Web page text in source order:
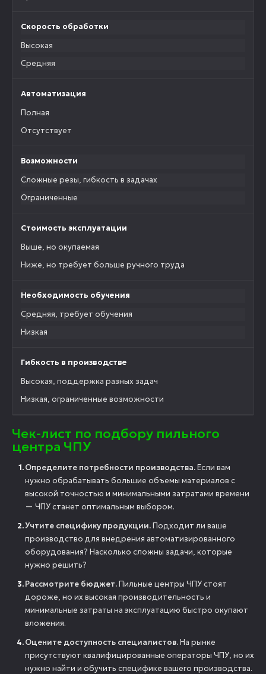
Скорость обработки
Высокая
Средняя
Автоматизация
Полная
Отсутствует
Возможности
Сложные резы, гибкость в задачах
Ограниченные
Стоимость эксплуатации
Выше, но окупаемая
Ниже, но требует больше ручного труда
Необходимость обучения
Средняя, требует обучения
Низкая
Гибкость в производстве
Высокая, поддержка разных задач
Низкая, ограниченные возможности
Чек-лист по подбору пильного
центра ЧПУ
Определите потребности производства.Если вам
нужно обрабатывать большие объемы материалов с
высокой точностью и минимальными затратами времени
— ЧПУ станет оптимальным выбором.
Учтите специфику продукции.Подходит ли ваше
производство для внедрения автоматизированного
оборудования? Насколько сложны задачи, которые
нужно решить?
Рассмотрите бюджет.Пильные центры ЧПУ стоят
дороже, но их высокая производительность и
минимальные затраты на эксплуатацию быстро окупают
вложения.
Оцените доступность специалистов.На рынке
присутствуют квалифицированные операторы ЧПУ, но их
нужно найти и обучить специфике вашего производства.